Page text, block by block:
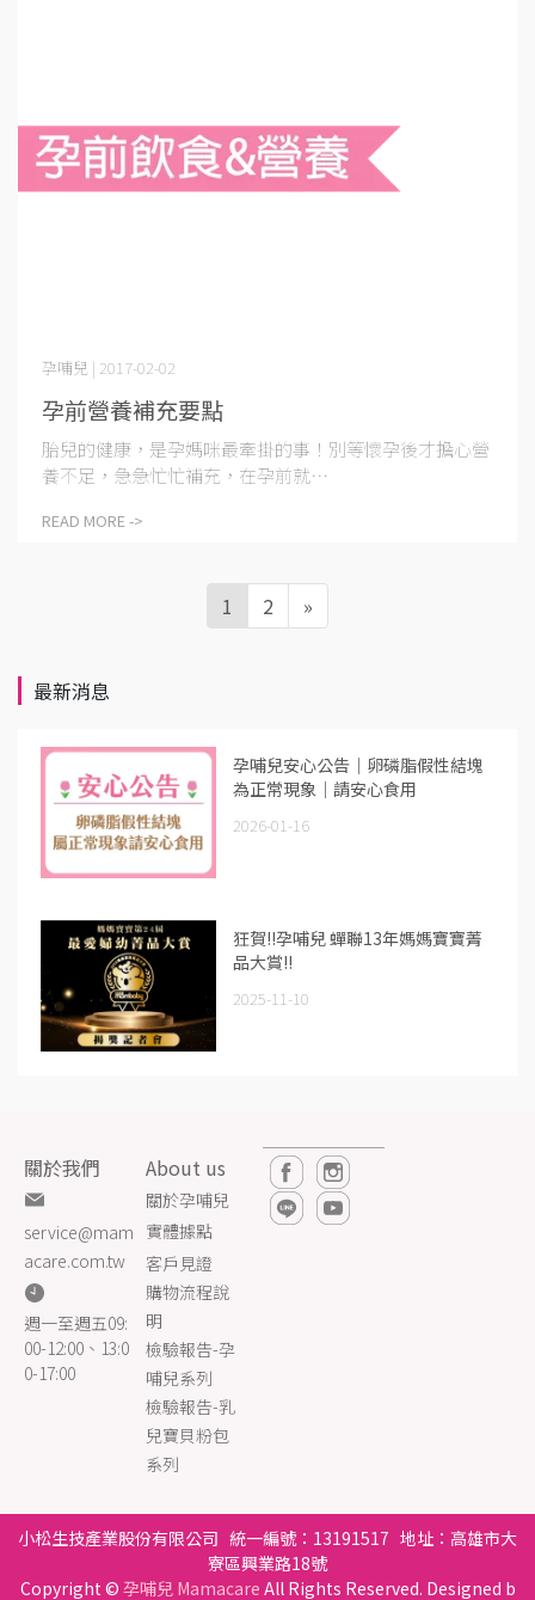
孕前營養補充要點
孕哺兒 | 2017-02-02
胎兒的健康，是孕媽咪最牽掛的事！別等懷孕後才擔心營
養不足，急急忙忙補充，在孕前就⋯
READ MORE ->
1 2 »
最新消息
孕哺兒安心公告｜卵磷脂假性結塊
為正常現象｜請安心食用
2026-01-16
狂賀!!孕哺兒 蟬聯13年媽媽寶寶菁
品大賞!!
2025-11-10
關於我們
service@mam
acare.com.tw
週一至週五09:
00-12:00、13:0
0-17:00
About us
關於孕哺兒
實體據點
客戶見證
購物流程說
明
檢驗報告-孕
哺兒系列
檢驗報告-乳
兒寶貝粉包
系列
小松生技產業股份有限公司 統一編號：13191517 地址：高雄市大
寮區興業路18號
Copyright © 孕哺兒 Mamacare All Rights Reserved. Designed b